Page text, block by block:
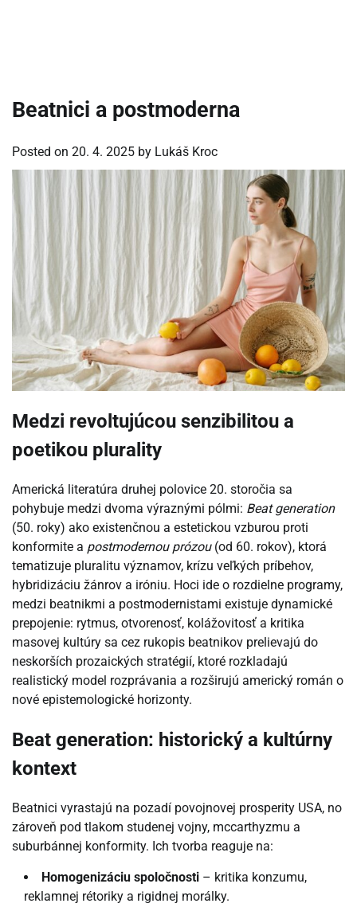
Beatnici a postmoderna
Posted on 20. 4. 2025 by Lukáš Kroc
Medzi revoltujúcou senzibilitou a
poetikou plurality
Americká literatúra druhej polovice 20. storočia sa
pohybuje medzi dvoma výraznými pólmi: Beat generation
(50. roky) ako existenčnou a estetickou vzburou proti
konformite a postmodernou prózou(od 60. rokov), ktorá
tematizuje pluralitu významov, krízu veľkých príbehov,
hybridizáciu žánrov a iróniu. Hoci ide o rozdielne programy,
medzi beatnikmi a postmodernistami existuje dynamické
prepojenie: rytmus, otvorenosť, kolážovitosť a kritika
masovej kultúry sa cez rukopis beatnikov prelievajú do
neskorších prozaických stratégií, ktoré rozkladajú
realistický model rozprávania a rozširujú americký román o
nové epistemologické horizonty.
Beat generation: historický a kultúrny
kontext
Beatnici vyrastajú na pozadí povojnovej prosperity USA, no
zároveň pod tlakom studenej vojny, mccarthyzmu a
suburbánnej konformity. Ich tvorba reaguje na:
Homogenizáciu spoločnosti – kritika konzumu,
reklamnej rétoriky a rigidnej morálky.